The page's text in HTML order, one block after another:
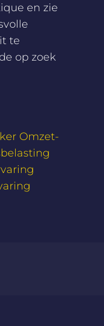
en zie
te
op zoek
Omzet-